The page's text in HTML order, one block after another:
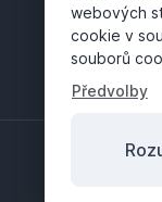
webových
cookie v
souborů
Předvolby